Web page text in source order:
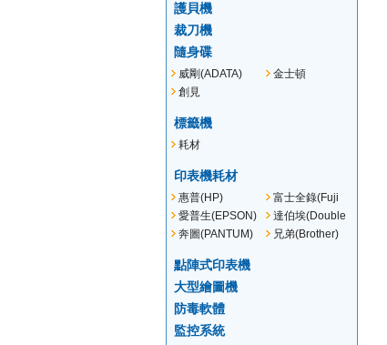
護貝機
裁刀機
隨身碟
威剛(ADATA)
金士頓
創見
標籤機
耗材
印表機耗材
惠普(HP)
富士全錄(Fuji
Xerox)
愛普生(EPSON)
達伯埃(Double
A)
奔圖(PANTUM) 兄弟(Brother)
點陣式印表機
大型繪圖機
防毒軟體
監控系統